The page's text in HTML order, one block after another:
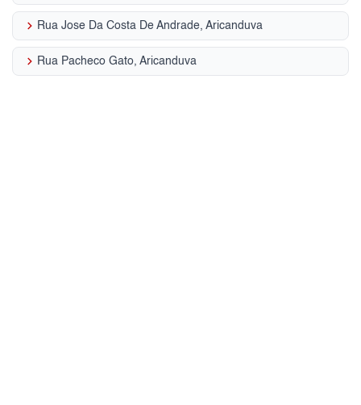
keyboard_arrow_right Rua Jose Da Costa De Andrade, Aricanduva
keyboard_arrow_right Rua Pacheco Gato, Aricanduva